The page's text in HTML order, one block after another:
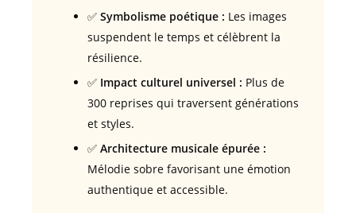
✅ Symbolisme poétique : Les images
suspendent le temps et célèbrent la
résilience.
✅ Impact culturel universel : Plus de
300 reprises qui traversent générations
et styles.
✅ Architecture musicale épurée :
Mélodie sobre favorisant une émotion
authentique et accessible.